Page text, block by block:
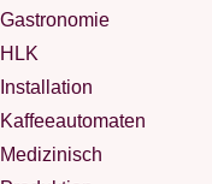
Gastronomie
HLK
Installation
Kaffeeautomaten
Medizinisch